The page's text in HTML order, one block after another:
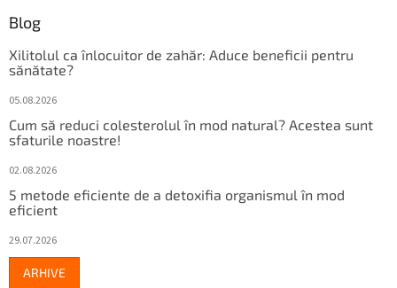
Blog
Xilitolul ca înlocuitor de zahăr: Aduce beneficii pentru
sănătate?
05.08.2026
Cum să reduci colesterolul în mod natural? Acestea sunt
sfaturile noastre!
02.08.2026
5 metode eficiente de a detoxifia organismul în mod
eficient
29.07.2026
ARHIVE